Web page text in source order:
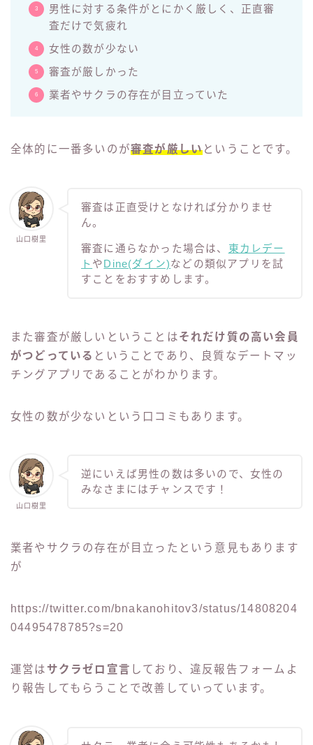
男性に対する条件がとにかく厳しく、正直審
査だけで気疲れ
女性の数が少ない
審査が厳しかった
業者やサクラの存在が目立っていた
全体的に一番多いのが審査が厳しいということです。
山口樹里
審査は正直受けとなければ分かりませ
ん。
審査に通らなかった場合は、 東カレデー
ト や Dine(ダイン)などの類似アプリを試
すことをおすすめします。
また審査が厳しいということはそれだけ質の高い会員
がつどっている ということであり、良質なデートマッ
チングアプリであることがわかります。
女性の数が少ないという口コミもあります。
山口樹里
逆にいえば男性の数は多いので、女性の
みなさまにはチャンスです！
業者やサクラの存在が目立ったという意見もあります
が
https://twitter.com/bnakanohitov3/status/14808204
04495478785?s=20
運営は サクラゼロ宣言 しており、違反報告フォームよ
り報告してもらうことで改善していっています。